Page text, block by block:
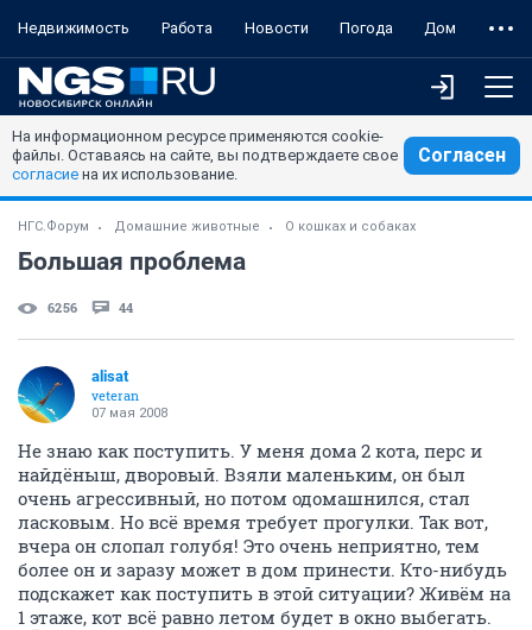
Недвижимость Работа Новости Погода Дом
На информационном ресурсе применяются cookie-
файлы. Оставаясь на сайте, вы подтверждаете свое
согласие на их использование.
Согласен
НГС.Форум Домашние животные О кошках и собаках
Большая проблема
6256 44
alisat
veteran
07 мая 2008
Не знаю как поступить. У меня дома 2 кота, перс и
найдёныш, дворовый. Взяли маленьким, он был
очень агрессивный, но потом одомашнился, стал
ласковым. Но всё время требует прогулки. Так вот,
вчера он слопал голубя! Это очень неприятно, тем
более он и заразу может в дом принести. Кто-нибудь
подскажет как поступить в этой ситуации? Живём на
1 этаже, кот всё равно летом будет в окно выбегать.